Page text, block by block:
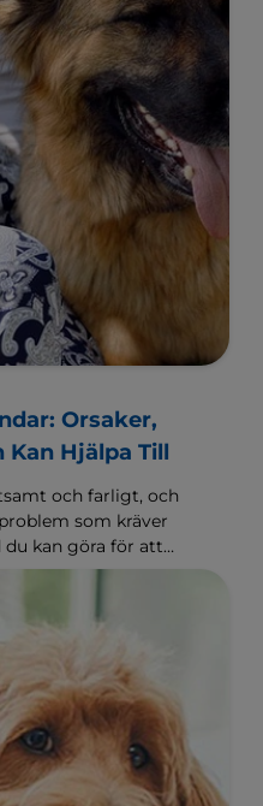
Orsaker,
Hjälpa Till
och farligt, och
som kräver
du kan göra för att